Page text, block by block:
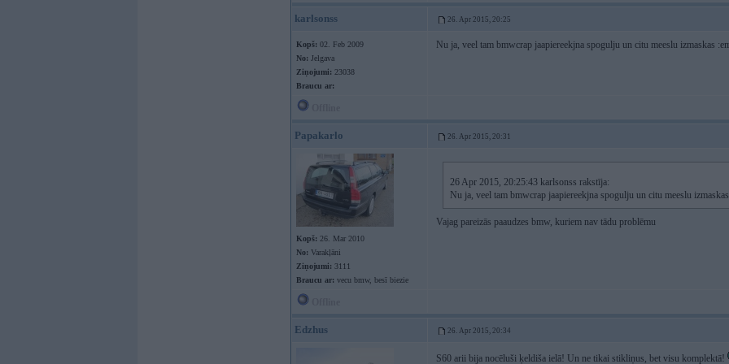
karlsonss 26. Apr 2015, 20:25
Kopš: 02. Feb 2009
No: Jelgava
Ziņojumi: 23038
Braucu ar:
Nu ja, veel tam bmwcrap jaapiereekjna spogulju un citu meeslu izmaskas
Papakarlo 26. Apr 2015, 20:31
Kopš: 26. Mar 2010
No: Varakļāni
Ziņojumi: 3111
Braucu ar: vecu bmw, besī biezie
26 Apr 2015, 20:25:43 karlsonss rakstīja:
Nu ja, veel tam bmwcrap jaapiereekjna spogulju un citu meeslu
Vajag pareizās paaudzes bmw, kuriem nav tādu problēmu
Edzhus 26. Apr 2015, 20:34
S60 arii bija nocēluši ķeldiša ielā! Un ne tikai stikliņus, bet visu komplektā!